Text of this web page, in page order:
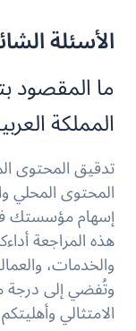
الأسئلة
ما المقصود
المملكة
تدقيق المحتوى
المحتوى المحلي
إسهام مؤسستك
هذه المراجعة
والخدمات،
وتُفضي إلى درجة
الامتثالي